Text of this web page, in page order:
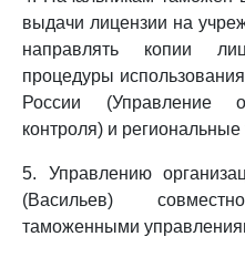
выдачи лицензии на
направлять копии
процедуры
России (Управление
контроля) и
5. Управлению
(Васильев)
таможенными